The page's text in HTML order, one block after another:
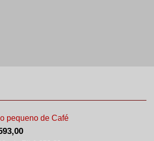
pequeno de Café